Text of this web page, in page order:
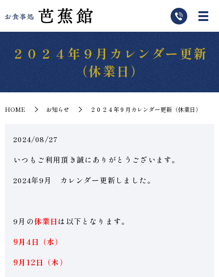
２０２４年９月カレンダー更新
（休業日）
HOME お知らせ ２０２４年９月カレンダー更新（休業日）
2024/08/27
いつもご利用頂き誠にありがとうございます。
2024年9月 カレンダー更新しました。
9月の休業日は以下となります。
9月4日（水）
9月12日（木）